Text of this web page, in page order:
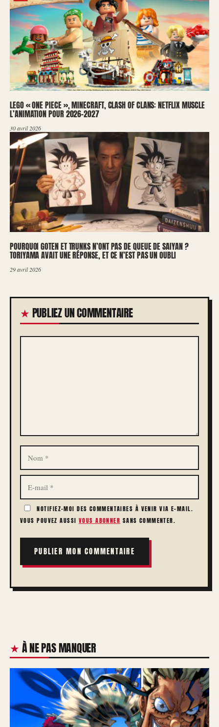
LEGO « ONE PIECE », MINECRAFT, CLASH OF CLANS: NETFLIX MUSCLE
L’ANIMATION POUR 2026-2027
30 avril 2026
POURQUOI GOTEN ET TRUNKS N’ONT PAS DE QUEUE DE SAIYAN ?
TORIYAMA AVAIT UNE RÉPONSE, ET CE N’EST PAS UN OUBLI
29 avril 2026
PUBLIEZ UN COMMENTAIRE
COMMENTAIRE
NOM
E-
MAIL
NOTIFIEZ-MOI DES COMMENTAIRES À VENIR VIA E-MAIL.
VOUS POUVEZ AUSSI VOUS ABONNER SANS COMMENTER.
À NE PAS MANQUER